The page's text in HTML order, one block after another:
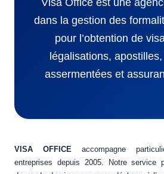
Visa Office est une
dans la gestion des
pour l’obtention de
légalisations,
assermentées et
VISA OFFICE accompagne
entreprises depuis 2005. Notre service